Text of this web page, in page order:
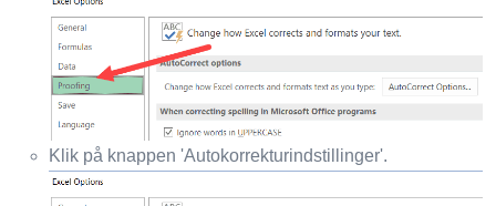
Klik på knappen 'Autokorrekturindstillinger'.